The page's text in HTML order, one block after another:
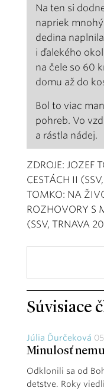
Na ten si
napriek
dedina
i ďalekého
na čele so 60
domu až do
Bol to viac
pohreb. Vo
a rástla nádej.
ZDROJE: JOZEF
CESTÁCH II
TOMKO: NA
ROZHOVORY S
(SSV, TRNAVA
Súvisiace
Júlia Ďurčeková
Minulosť
Odklonili sa od
detstve. Roky